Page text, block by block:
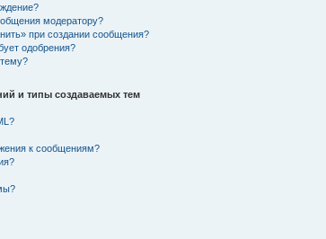
модератору?
при создании сообщения?
одобрения?
и типы создаваемых тем
к сообщениям?